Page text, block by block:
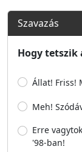
Szavazás
Hogy tetszik
Állat! Friss!
Meh!
Erre
'98-ban!